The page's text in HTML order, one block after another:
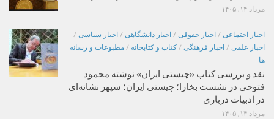
مرداد ۱۴, ۱۴۰۵
اخبار اجتماعی / اخبار حقوقی / اخبار دانشگاهی / اخبار سیاسی /
اخبار علمی / اخبار فرهنگی / کتاب و کتابخانه / مطبوعات و رسانه
ها
نقد و بررسی کتاب «چیستی ایران» نوشته محمود
فتوحی در نشست بخارا؛ چیستی ایران؛ سپهر نشانه‌ای
در ادبیات درباری
مرداد ۱۴, ۱۴۰۵